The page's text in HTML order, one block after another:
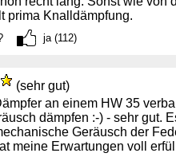
prima Knalldämpfung.
ja (112)
(sehr gut)
an einem HW 35
dämpfen :-) - sehr gut.
Geräusch der
meine Erwartungen voll